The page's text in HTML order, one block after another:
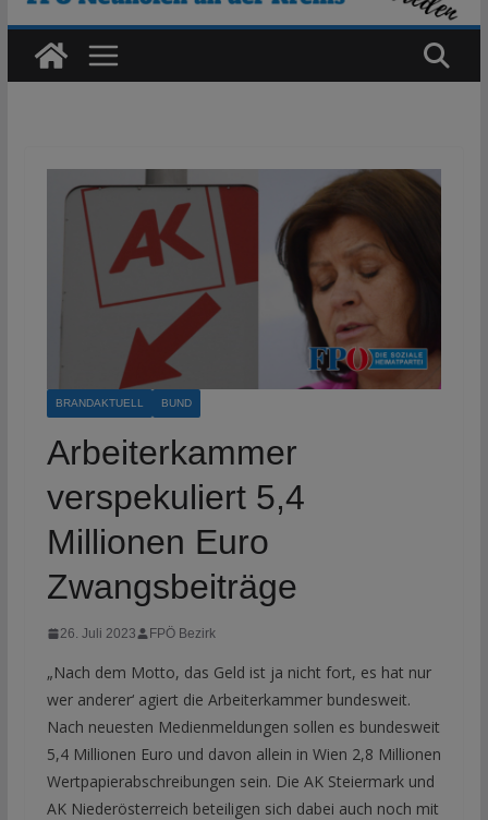
BRANDAKTUELL BUND
Arbeiterkammer
verspekuliert 5,4
Millionen Euro
Zwangsbeiträge
26. Juli 2023 FPÖ Bezirk
„Nach dem Motto, das Geld ist ja nicht fort, es hat nur
wer anderer‘ agiert die Arbeiterkammer bundesweit.
Nach neuesten Medienmeldungen sollen es bundesweit
5,4 Millionen Euro und davon allein in Wien 2,8 Millionen
Wertpapierabschreibungen sein. Die AK Steiermark und
AK Niederösterreich beteiligen sich dabei auch noch mit